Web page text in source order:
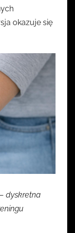
okazuje się
dyskretna